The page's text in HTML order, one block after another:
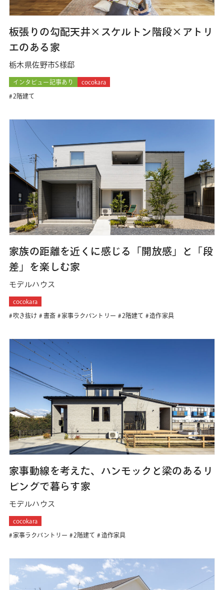
板張りの勾配天井×スケルトン階段×アトリ
エのある家
栃木県佐野市S様邸
インタビュー記事あり cocokara
2階建て
家族の距離を近くに感じる「開放感」と「段
差」を楽しむ家
モデルハウス
cocokara
吹き抜け 書斎 家事ラクパントリー 2階建て 造作家具
家事動線を考えた、ハンモックと梁のあるリ
ビングで暮らす家
モデルハウス
cocokara
家事ラクパントリー 2階建て 造作家具